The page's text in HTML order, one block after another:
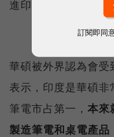
進印度。
華碩被外界認為會
表示，印度是華碩
筆電市占第一， 本來
製造筆電和桌電產
訂閱即同